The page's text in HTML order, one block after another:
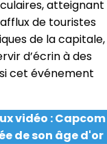
atteignant
de touristes
de la capitale,
d’écrin à des
cet événement
vidéo : Capcom
de son âge d'or